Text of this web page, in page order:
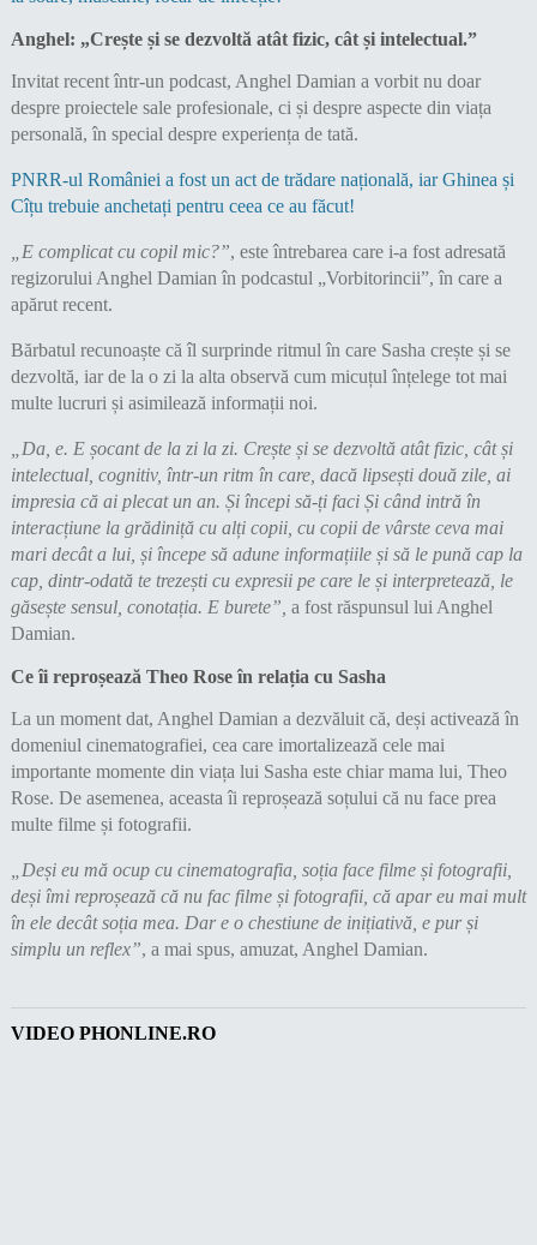
Anghel: „Crește și se dezvoltă atât fizic, cât și intelectual.”
Invitat recent într-un podcast, Anghel Damian a vorbit nu doar
despre proiectele sale profesionale, ci și despre aspecte din viața
personală, în special despre experiența de tată.
PNRR-ul României a fost un act de trădare națională, iar Ghinea și
Cîțu trebuie anchetați pentru ceea ce au făcut!
„E complicat cu copil mic?”, este întrebarea care i-a fost adresată
regizorului Anghel Damian în podcastul „Vorbitorincii”, în care a
apărut recent.
Bărbatul recunoaște că îl surprinde ritmul în care Sasha crește și se
dezvoltă, iar de la o zi la alta observă cum micuțul înțelege tot mai
multe lucruri și asimilează informații noi.
„Da, e. E șocant de la zi la zi. Crește și se dezvoltă atât fizic, cât și
intelectual, cognitiv, într-un ritm în care, dacă lipsești două zile, ai
impresia că ai plecat un an. Și începi să-ți faci Și când intră în
interacțiune la grădiniță cu alți copii, cu copii de vârste ceva mai
mari decât a lui, și începe să adune informațiile și să le pună cap la
cap, dintr-odată te trezești cu expresii pe care le și interpretează, le
găsește sensul, conotația. E burete”, a fost răspunsul lui Anghel
Damian.
Ce îi reproșează Theo Rose în relația cu Sasha
La un moment dat, Anghel Damian a dezvăluit că, deși activează în
domeniul cinematografiei, cea care imortalizează cele mai
importante momente din viața lui Sasha este chiar mama lui, Theo
Rose. De asemenea, aceasta îi reproșează soțului că nu face prea
multe filme și fotografii.
„Deși eu mă ocup cu cinematografia, soția face filme și fotografii,
deși îmi reproșează că nu fac filme și fotografii, că apar eu mai mult
în ele decât soția mea. Dar e o chestiune de inițiativă, e pur și
simplu un reflex”, a mai spus, amuzat, Anghel Damian.
VIDEO PHONLINE.RO